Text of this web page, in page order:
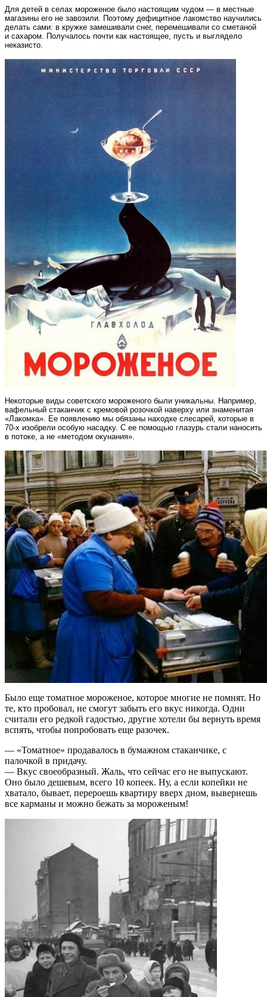
Для детей в селах мороженое было настоящим чудом — в местные
магазины его не завозили. Поэтому дефицитное лакомство научились
делать сами: в кружке замешивали снег, перемешивали со сметаной
и сахаром. Получалось почти как настоящее, пусть и выглядело
неказисто.
Некоторые виды советского мороженого были уникальны. Например,
вафельный стаканчик с кремовой розочкой наверху или знаменитая
«Лакомка». Ее появлению мы обязаны находке слесарей, которые в
70-х изобрели особую насадку. С ее помощью глазурь стали наносить
в потоке, а не «методом окунания».
Было еще томатное мороженое, которое многие не помнят. Но
те, кто пробовал, не смогут забыть его вкус никогда. Одни
считали его редкой гадостью, другие хотели бы вернуть время
вспять, чтобы попробовать еще разочек.
— «Томатное» продавалось в бумажном стаканчике, с
палочкой в придачу.
— Вкус своеобразный. Жаль, что сейчас его не выпускают.
Оно было дешевым, всего 10 копеек. Ну, а если копейки не
хватало, бывает, перероешь квартиру вверх дном, вывернешь
все карманы и можно бежать за мороженым!